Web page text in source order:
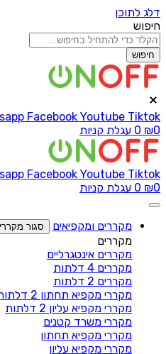
דלג לתוכן
חיפוש
חיפוש
Facebook Youtube Tiktok
₪0
0 עגלת קניות
Facebook Youtube Tiktok
₪0
0 עגלת קניות
מקררים ומקפיאים סגור
מקררים
מקררים אינטגרליים
מקררים 4 דלתות
מקררים 2 דלתות
מקררי מקפיא תחתון 2 דלתות
מקררי מקפיא עליון 2 דלתות
מקררי משרד קטנים
מקררי מקפיא תחתון
מקררי מקפיא עליון